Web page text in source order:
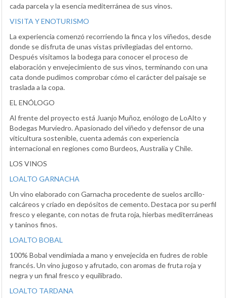
cada parcela y la esencia mediterránea de sus vinos.
VISITA Y ENOTURISMO
La experiencia comenzó recorriendo la finca y los viñedos, desde
donde se disfruta de unas vistas privilegiadas del entorno.
Después visitamos la bodega para conocer el proceso de
elaboración y envejecimiento de sus vinos, terminando con una
cata donde pudimos comprobar cómo el carácter del paisaje se
traslada a la copa.
EL ENÓLOGO
Al frente del proyecto está Juanjo Muñoz, enólogo de LoAlto y
Bodegas Murviedro. Apasionado del viñedo y defensor de una
viticultura sostenible, cuenta además con experiencia
internacional en regiones como Burdeos, Australia y Chile.
LOS VINOS
LOALTO GARNACHA
Un vino elaborado con Garnacha procedente de suelos arcillo-
calcáreos y criado en depósitos de cemento. Destaca por su perfil
fresco y elegante, con notas de fruta roja, hierbas mediterráneas
y taninos finos.
LOALTO BOBAL
100% Bobal vendimiada a mano y envejecida en fudres de roble
francés. Un vino jugoso y afrutado, con aromas de fruta roja y
negra y un final fresco y equilibrado.
LOALTO TARDANA